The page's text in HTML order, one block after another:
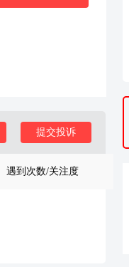
提交投诉
遇到次数/关注度